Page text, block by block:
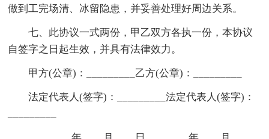
做到工完场清、冰留隐患，并妥善处理好周边关系。
七、此协议一式两份，甲乙双方各执一份，本协议
自签字之日起生效，并具有法律效力。
甲方(公章)：_________乙方(公章)：_________
法定代表人(签字)：_________法定代表人(签字)：